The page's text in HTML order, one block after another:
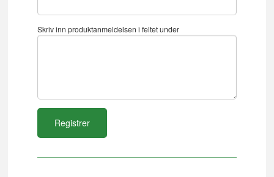
Skriv inn produktanmeldelsen i feltet under